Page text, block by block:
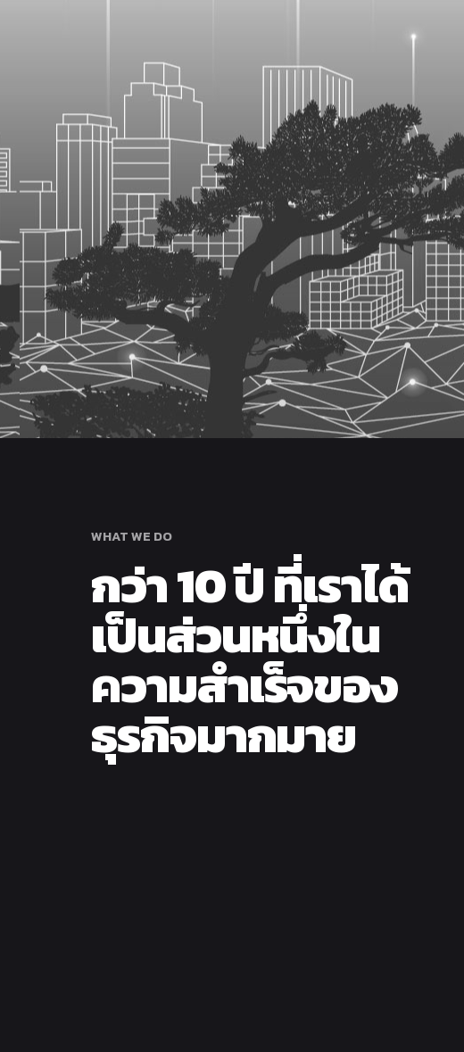
WHAT WE DO
กว่า 10 ปี ที่เราได้
เป็นส่วนหนึ่งใน
ความสำเร็จของ
ธุรกิจมากมาย